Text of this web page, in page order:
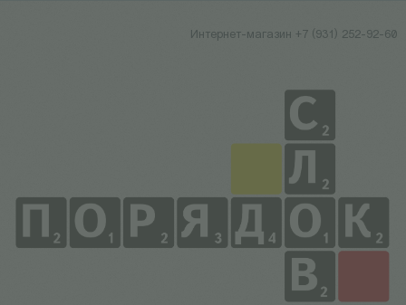
Интернет-магазин +7 (931) 252-92-60